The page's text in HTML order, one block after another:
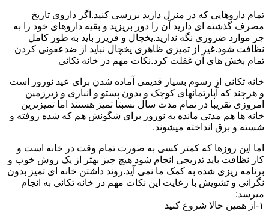
تمام داروهایی که در منزل دارید بررسی کنید.اگر داروی تاریخ
مصرف گذشته ای دارید آن را دور بریزید و بقیه داروهای خود را به
جز موارد ضروری نگه ندارید.یخچال و فریزر باید به طور کامل
نظافت شود.غیر از تمیزی ظاهری یخچال نباید از ضدعفونی کردن
تمام بخش های آن غفلت کرد.نکات مهم در خانه تکانی
خانه تکانی از رسوم بسیار قدیمی آماده شدن برای عید نوروز است
و هرچند که آپارتمانهای کوچک و بدون پستو و انباری و زیرزمین
امروزی تقریبا در تمام مدت سال نسبتا تمیز هستند اما تمیزترین
خانه ها هم مدتی مانده به نوروز برای شگونش هم که شده روفته و
شسته و برق انداخته میشوند.
اما این روزها که کمتر کسی به صورت تمام وقت در خانه است و
کار نظافت باید تدریجی انجام شود هیچ چیز بهتر از یک روش خوب و
برنامه ریزی شده به کمک ما نمی آید.روند داشتن خانه ای تمیز بدون
نگرانی و تشویش با رعایت این نکات مهم در خانه تکانی به انجام
میرسد:
۱-از همین حالا شروع کنید